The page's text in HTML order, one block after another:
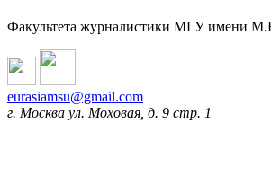
Факультета журналистики МГУ имени
eurasiamsu@gmail.com
г. Москва ул. Моховая, д. 9 стр. 1